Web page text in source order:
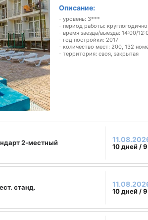
Описание:
- уровень: 3***
- период работы: круглогодично
- время заезда/выезда: 14:00/
- год постройки: 2017
- количество мест: 200, 132
- территория: своя, закрытая
2-местный 10 дней /
станд. 10 дней /